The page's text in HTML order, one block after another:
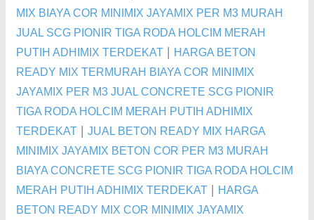
MIX BIAYA COR MINIMIX JAYAMIX PER M3 MURAH
JUAL SCG PIONIR TIGA RODA HOLCIM MERAH
PUTIH ADHIMIX TERDEKAT
HARGA BETON
READY MIX TERMURAH BIAYA COR MINIMIX
JAYAMIX PER M3 JUAL CONCRETE SCG PIONIR
TIGA RODA HOLCIM MERAH PUTIH ADHIMIX
TERDEKAT
JUAL BETON READY MIX HARGA
MINIMIX JAYAMIX BETON COR PER M3 MURAH
BIAYA CONCRETE SCG PIONIR TIGA RODA HOLCIM
MERAH PUTIH ADHIMIX TERDEKAT
HARGA
BETON READY MIX COR MINIMIX JAYAMIX